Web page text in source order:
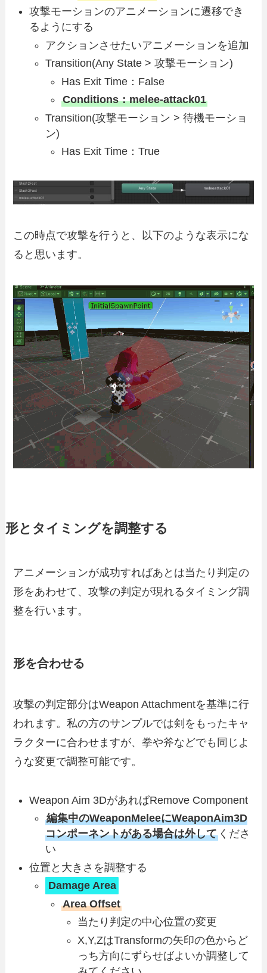
攻撃モーションのアニメーションに遷移でき
るようにする
アクションさせたいアニメーションを追加
Transition(Any State > 攻撃モーション)
Has Exit Time：False
Conditions：melee-attack01
Transition(攻撃モーション > 待機モーショ
ン)
Has Exit Time：True
この時点で攻撃を行うと、以下のような表示にな
ると思います。
形とタイミングを調整する
アニメーションが成功すればあとは当たり判定の
形をあわせて、攻撃の判定が現れるタイミング調
整を行います。
形を合わせる
攻撃の判定部分はWeapon Attachmentを基準に行
われます。私の方のサンプルでは剣をもったキャ
ラクターに合わせますが、拳や斧などでも同じよ
うな変更で調整可能です。
Weapon Aim 3DがあればRemove Component
編集中のWeaponMeleeにWeaponAim3D
コンポーネントがある場合は外して くださ
い
位置と大きさを調整する
Damage Area
Area Offset
当たり判定の中心位置の変更
X,Y,ZはTransformの矢印の色からど
っち方向にずらせばよいか調整して